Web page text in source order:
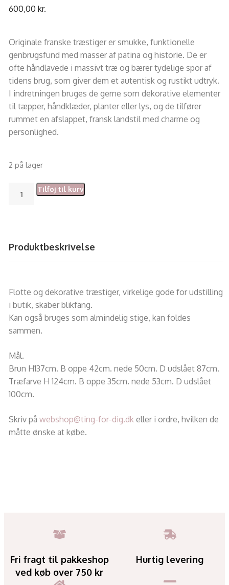
600,00 kr.
Originale franske træstiger er smukke, funktionelle
genbrugsfund med masser af patina og historie. De er
ofte håndlavede i massivt træ og bærer tydelige spor af
tidens brug, som giver dem et autentisk og rustikt udtryk.
I indretningen bruges de gerne som dekorative elementer
til tæpper, håndklæder, planter eller lys, og de tilfører
rummet en afslappet, fransk landstil med charme og
personlighed.
2 på lager
Tilføj til kurv
Produktbeskrivelse
Flotte og dekorative træstiger, virkelige gode for udstilling
i butik, skaber blikfang.
Kan også bruges som almindelig stige, kan foldes
sammen.
Mål.
Brun H137cm. B oppe 42cm. nede 50cm. D udslået 87cm.
Træfarve H 124cm. B oppe 35cm. nede 53cm. D udslået
100cm.
Skriv på webshop@ting-for-dig.dkeller i ordre, hvilken de
måtte ønske at købe.
Fri fragt til pakkeshop
ved køb over 750 kr
Hurtig levering